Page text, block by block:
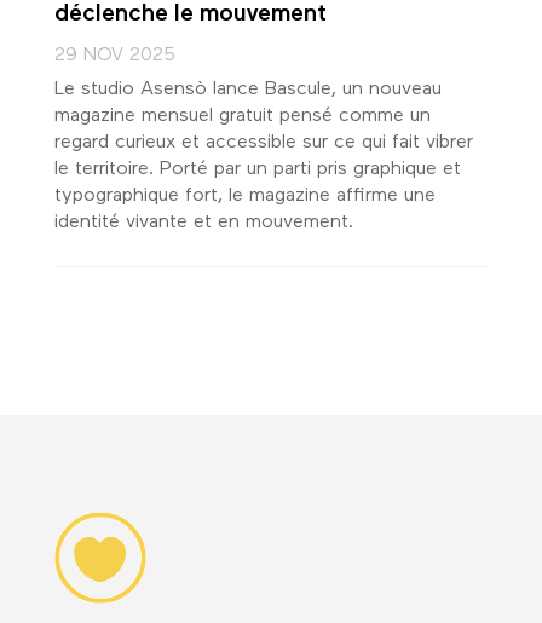
déclenche le mouvement
29 NOV 2025
Le studio Asensò lance Bascule, un nouveau
magazine mensuel gratuit pensé comme un
regard curieux et accessible sur ce qui fait vibrer
le territoire. Porté par un parti pris graphique et
typographique fort, le magazine affirme une
identité vivante et en mouvement.